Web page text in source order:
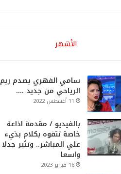
الأشهر
سامي الفهري يصدم ريم
الرياحي من جديد ….
11 أغسطس 2022
بالفيديو / مقدمة اذاعة
خاصة تتفوه بكلام بذيء
علي المباشر.. وتثير جدلا
واسعا
18 فبراير 2023